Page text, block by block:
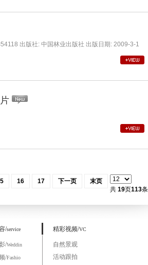
出版社: 中国林业出版社 出版日期: 2009-3-1
16 17 下一页
末页
共 19页113条
/service
/Weddin
/Fashio
精彩视频/VC
自然景观
活动跟拍